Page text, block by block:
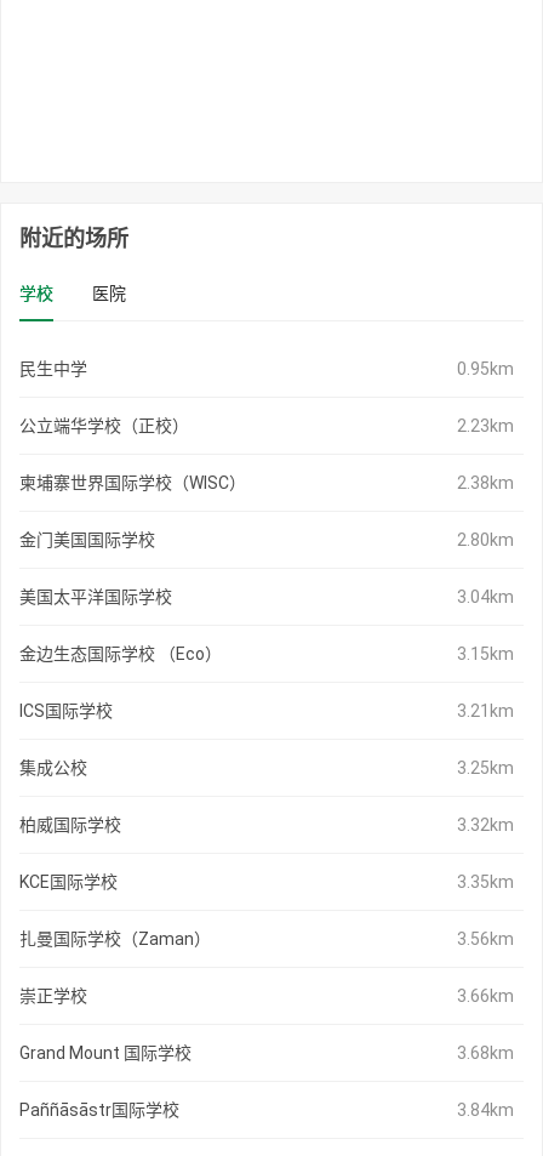
附近的场所
学校 医院
民生中学 0.95km
公立端华学校（正校） 2.23km
柬埔寨世界国际学校（WISC） 2.38km
金门美国国际学校 2.80km
美国太平洋国际学校 3.04km
金边生态国际学校 （Eco） 3.15km
ICS国际学校 3.21km
集成公校 3.25km
柏威国际学校 3.32km
KCE国际学校 3.35km
扎曼国际学校（Zaman） 3.56km
崇正学校 3.66km
Grand Mount 国际学校 3.68km
Paññāsāstr国际学校 3.84km